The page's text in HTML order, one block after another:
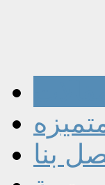
بنا